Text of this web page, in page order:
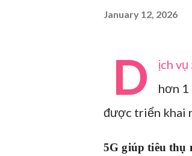
January 12, 2026
D
ịch
hơn 1
được triển khai
5G giúp tiêu thụ